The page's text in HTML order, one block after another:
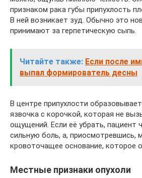
признаком рака губы припухлость
В ней возникает зуд. Обычно это
принимают за герпетическую сыпь.
Читайте также: Если после
выпал формирователь десны
В центре припухлости
язвочка с корочкой, которая не
ощущений. Если её убрать, пациент
сильную боль, а, приосмотревшись,
кровоточащее основание, которое
Местные признаки опухоли